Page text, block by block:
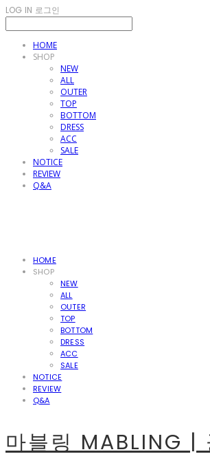
LOG IN 로그인
HOME
SHOP
NEW
ALL
OUTER
TOP
BOTTOM
DRESS
ACC
SALE
NOTICE
REVIEW
Q&A
HOME
SHOP
NEW
ALL
OUTER
TOP
BOTTOM
DRESS
ACC
SALE
NOTICE
REVIEW
Q&A
마블링 MABLING |